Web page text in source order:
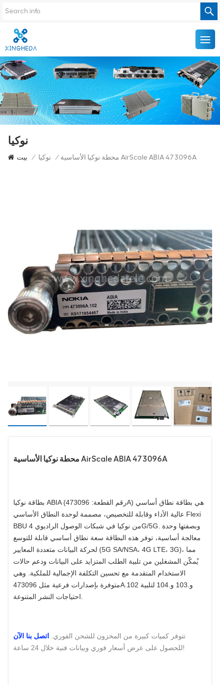
نوكيا
بيت / نوكيا / محطة نوكيا الأساسية AirScale ABIA 473096A
محطة نوكيا الأساسية AirScale ABIA 473096A
بطاقة نوكيا ABIA (رقم القطعة: 473096A) هي بطاقة نطاق أساسي
عالية الأداء وقابلة للتخصيص، مصممة لوحدة النطاق الأساسي Flexi
BBU من نوكيا في شبكات الوصول الراديوي 4G/5G. وبصفتها وحدة
معالجة أساسية، توفر هذه البطاقة سعة نطاق أساسي قابلة للتوسع
لحركة البيانات متعددة المعايير (5G SA/NSA، 4G LTE، 3G)، مما
يُمكّن المشغلين من تلبية الطلب المتزايد على البيانات ودعم حالات
الاستخدام المتقدمة مع تحسين التكلفة الإجمالية للملكية. وهي
متوفرة بإصدارات فرعية مثل 473096A.102 و.103 و.104 لتلبية
تتوفر كميات كبيرة من المخزون للشحن الفوري.
اتصل بنا الآن
للحصول على عرض أسعار فوري وبيانات فنية خلال 24 ساعة!